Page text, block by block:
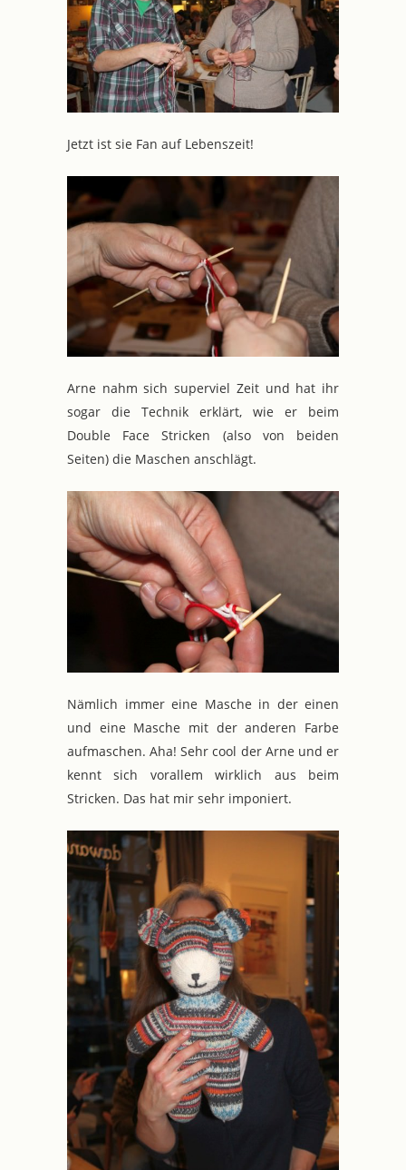
Jetzt ist sie Fan auf Lebenszeit!
Arne nahm sich superviel Zeit und hat ihr
sogar die Technik erklärt, wie er beim
Double Face Stricken (also von beiden
Seiten) die Maschen anschlägt.
Nämlich immer eine Masche in der einen
und eine Masche mit der anderen Farbe
aufmaschen. Aha! Sehr cool der Arne und er
kennt sich vorallem wirklich aus beim
Stricken. Das hat mir sehr imponiert.